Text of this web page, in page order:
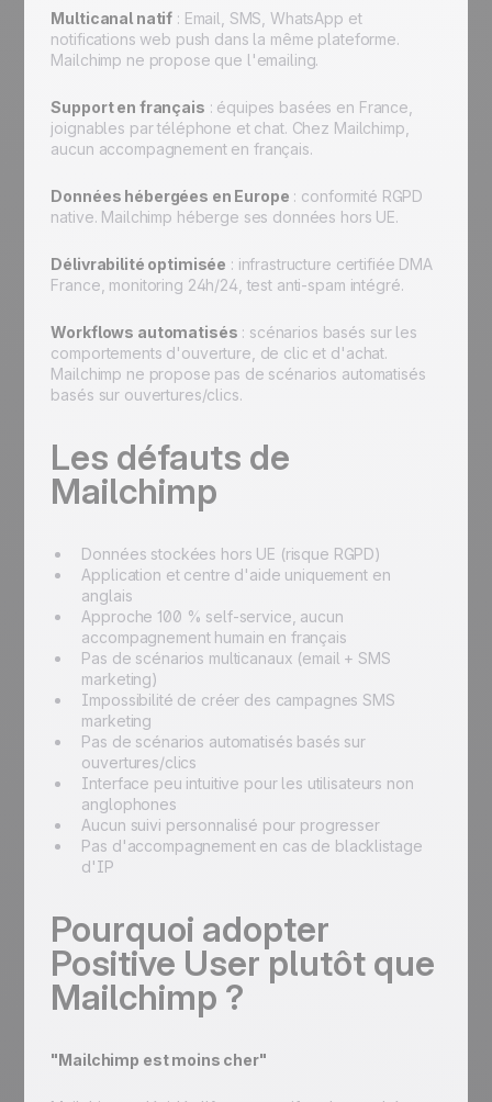
Multicanal natif : Email, SMS, WhatsApp et
notifications web push dans la même plateforme.
Mailchimp ne propose que l'emailing.
Support en français : équipes basées en France,
joignables par téléphone et chat. Chez Mailchimp,
aucun accompagnement en français.
Données hébergées en Europe : conformité RGPD
native. Mailchimp héberge ses données hors UE.
Délivrabilité optimisée : infrastructure certifiée DMA
France, monitoring 24h/24, test anti-spam intégré.
Workflows automatisés : scénarios basés sur les
comportements d'ouverture, de clic et d'achat.
Mailchimp ne propose pas de scénarios automatisés
basés sur ouvertures/clics.
Les défauts de
Mailchimp
Données stockées hors UE (risque RGPD)
Application et centre d'aide uniquement en
anglais
Approche 100 % self-service, aucun
accompagnement humain en français
Pas de scénarios multicanaux (email + SMS
marketing)
Impossibilité de créer des campagnes SMS
marketing
Pas de scénarios automatisés basés sur
ouvertures/clics
Interface peu intuitive pour les utilisateurs non
anglophones
Aucun suivi personnalisé pour progresser
Pas d'accompagnement en cas de blacklistage
d'IP
Pourquoi adopter
Positive User plutôt que
Mailchimp ?
"Mailchimp est moins cher"